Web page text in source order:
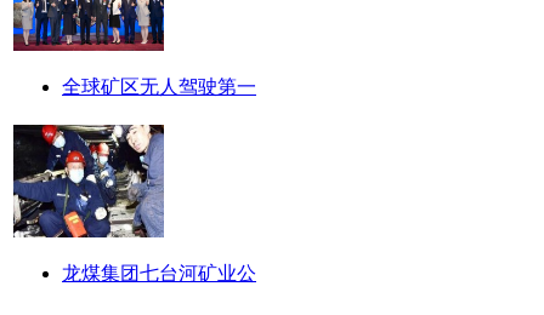
全球矿区无人驾驶第一
龙煤集团七台河矿业公